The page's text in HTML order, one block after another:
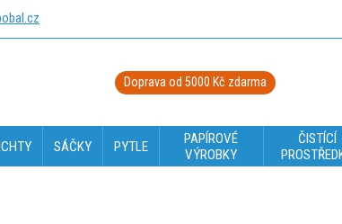
Doprava od 5000 Kč zdarma
SÁČKY PYTLE
PAPÍROVÉ
VÝROBKY
ČISTÍCÍ